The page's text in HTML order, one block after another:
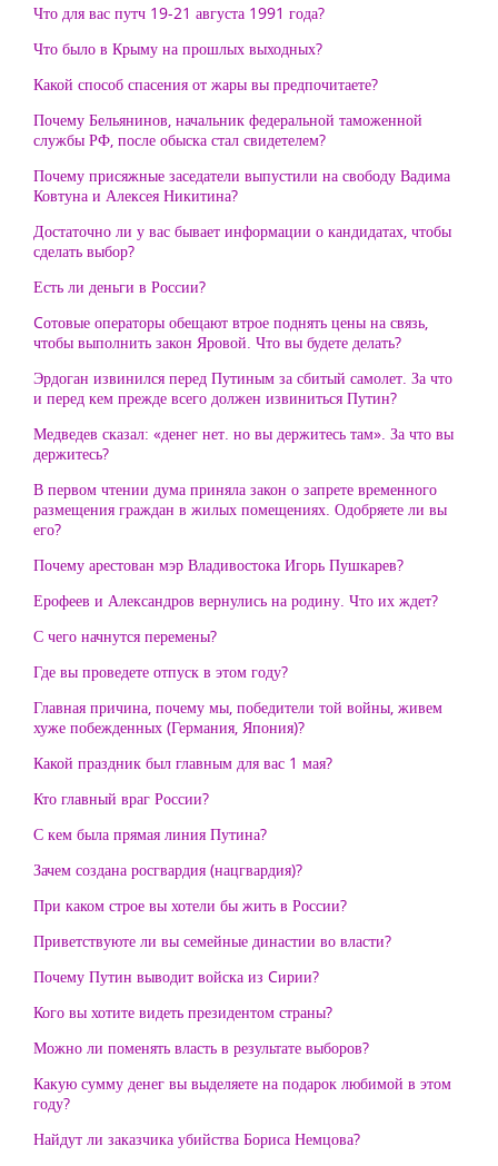
Что для вас путч 19-21 августа 1991 года?
Что было в Крыму на прошлых выходных?
Какой способ спасения от жары вы предпочитаете?
Почему Бельянинов, начальник федеральной таможенной
службы РФ, после обыска стал свидетелем?
Почему присяжные заседатели выпустили на свободу Вадима
Ковтуна и Алексея Никитина?
Достаточно ли у вас бывает информации о кандидатах, чтобы
сделать выбор?
Есть ли деньги в России?
Cотовые операторы обещают втрое поднять цены на связь,
чтобы выполнить закон Яровой. Что вы будете делать?
Эрдоган извинился перед Путиным за сбитый самолет. За что
и перед кем прежде всего должен извиниться Путин?
Медведев сказал: «денег нет. но вы держитесь там». За что вы
держитесь?
В первом чтении дума приняла закон о запрете временного
размещения граждан в жилых помещениях. Одобряете ли вы
его?
Почему арестован мэр Владивостока Игорь Пушкарев?
Ерофеев и Александров вернулись на родину. Что их ждет?
С чего начнутся перемены?
Где вы проведете отпуск в этом году?
Главная причина, почему мы, победители той войны, живем
хуже побежденных (Германия, Япония)?
Какой праздник был главным для вас 1 мая?
Кто главный враг России?
С кем была прямая линия Путина?
Зачем создана росгвардия (нацгвардия)?
При каком строе вы хотели бы жить в России?
Приветствуюте ли вы семейные династии во власти?
Почему Путин выводит войска из Cирии?
Кого вы хотите видеть президентом страны?
Можно ли поменять власть в результате выборов?
Какую сумму денег вы выделяете на подарок любимой в этом
году?
Найдут ли заказчика убийства Бориса Немцова?